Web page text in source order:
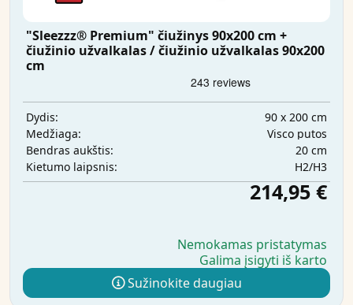
"Sleezzz® Premium" čiužinys 90x200 cm +
čiužinio užvalkalas / čiužinio užvalkalas 90x200
cm
Dydis:
90 x 200 cm
Medžiaga:
Visco putos
Bendras aukštis:
20 cm
Kietumo laipsnis:
H2/H3
214,95 €
Nemokamas pristatymas
Galima įsigyti iš karto
Sužinokite daugiau